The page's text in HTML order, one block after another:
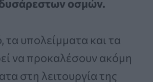
οσμών.
τα υπολείμματα και τα
να προκαλέσουν ακόμη
στη λειτουργία της